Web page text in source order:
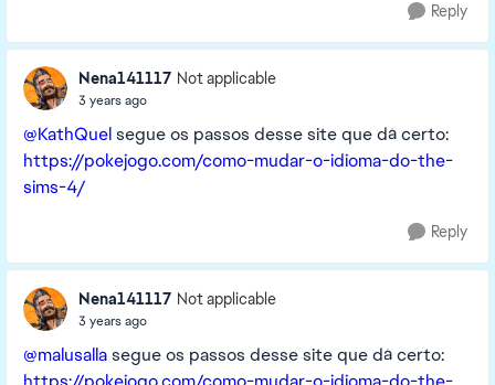
Reply
Nena141117 Not applicable
3 years ago
@KathQuelsegue os passos desse site que dá certo:
https://pokejogo.com/como-mudar-o-idioma-do-the-
sims-4/
Reply
Nena141117 Not applicable
3 years ago
@malusallasegue os passos desse site que dá certo: